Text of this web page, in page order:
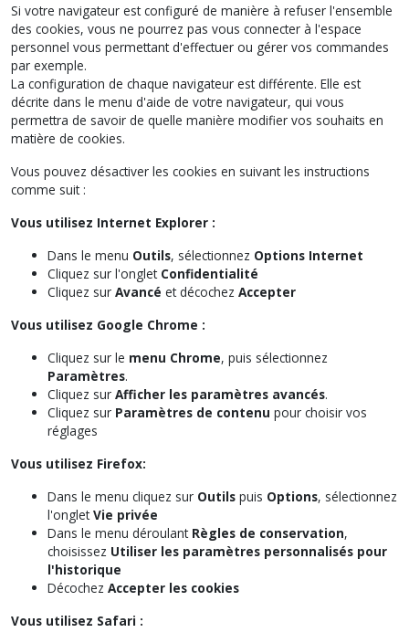
Si votre navigateur est configuré de manière à refuser l'ensemble
des cookies, vous ne pourrez pas vous connecter à l'espace
personnel vous permettant d'effectuer ou gérer vos commandes
par exemple.
La configuration de chaque navigateur est différente. Elle est
décrite dans le menu d'aide de votre navigateur, qui vous
permettra de savoir de quelle manière modifier vos souhaits en
matière de cookies.
Vous pouvez désactiver les cookies en suivant les instructions
comme suit :
Vous utilisez Internet Explorer :
Dans le menu Outils, sélectionnez Options Internet
Cliquez sur l'onglet Confidentialité
Cliquez sur Avancé et décochez Accepter
Vous utilisez Google Chrome :
Cliquez sur le menu Chrome, puis sélectionnez
Paramètres.
Cliquez sur Afficher les paramètres avancés.
Cliquez sur Paramètres de contenu pour choisir vos
réglages
Vous utilisez Firefox:
Dans le menu cliquez sur Outils puis Options, sélectionnez
l'ongletVie privée
Dans le menu déroulant Règles de conservation,
choisissez Utiliser les paramètres personnalisés pour
l'historique
Décochez Accepter les cookies
Vous utilisez Safari :